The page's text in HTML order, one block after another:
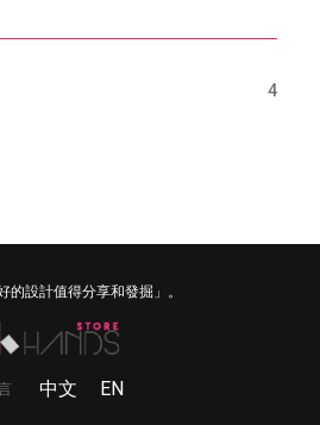
4
的設計值得分享和發掘」。
中文 EN